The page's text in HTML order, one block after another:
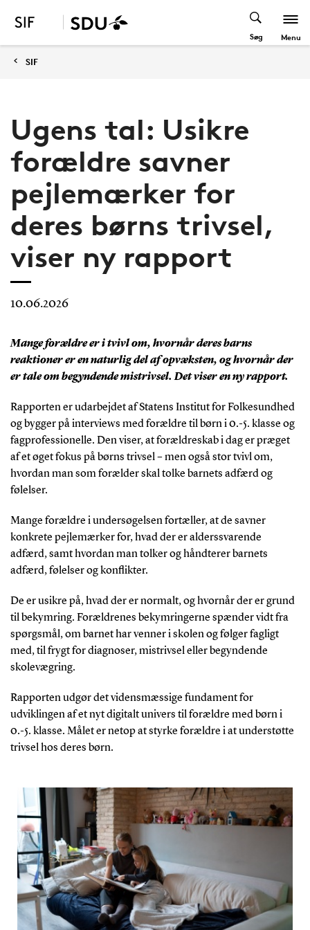
Søg Menu
SIF
Ugens tal: Usikre
forældre savner
pejlemærker for
deres børns trivsel,
viser ny rapport
10.06.2026
Mange forældre er i tvivl om, hvornår deres barns
reaktioner er en naturlig del af opvæksten, og hvornår der
er tale om begyndende mistrivsel. Det viser en ny rapport.
Rapporten er udarbejdet af Statens Institut for Folkesundhed
og bygger på interviews med forældre til børn i 0.-5. klasse og
fagprofessionelle. Den viser, at forældreskab i dag er præget
af et øget fokus på børns trivsel – men også stor tvivl om,
hvordan man som forælder skal tolke barnets adfærd og
følelser.
Mange forældre i undersøgelsen fortæller, at de savner
konkrete pejlemærker for, hvad der er alderssvarende
adfærd, samt hvordan man tolker og håndterer barnets
adfærd, følelser og konflikter.
De er usikre på, hvad der er normalt, og hvornår der er grund
til bekymring. Forældrenes bekymringerne spænder vidt fra
spørgsmål, om barnet har venner i skolen og følger fagligt
med, til frygt for diagnoser, mistrivsel eller begyndende
skolevægring.
Rapporten udgør det vidensmæssige fundament for
udviklingen af et nyt digitalt univers til forældre med børn i
0.-5. klasse. Målet er netop at styrke forældre i at understøtte
trivsel hos deres børn.